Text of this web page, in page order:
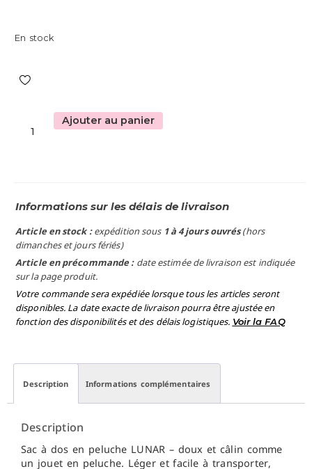
En stock
Ajouter au panier
Informations sur les délais de livraison
Article en stock :expédition sous 1 à 4 jours ouvrés(hors
dimanches et jours fériés)
Article en précommande : date estimée de livraison est indiquée
sur la page produit.
Votre commande sera expédiée lorsque tous les articles seront
disponibles. La date exacte de livraison pourra être ajustée en
fonction des disponibilités et des délais logistiques. Voir la FAQ
Description Informations complémentaires
Description
Sac à dos en peluche LUNAR – doux et câlin comme
un jouet en peluche. Léger et facile à transporter,